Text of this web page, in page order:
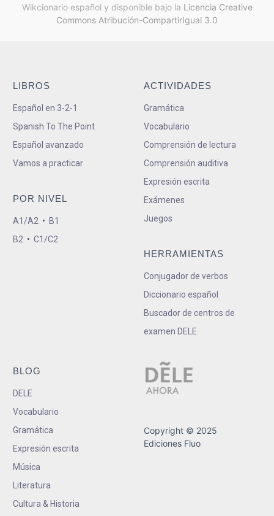
Wikcionario español y disponible bajo la Licencia Creative
Commons Atribución-CompartirIgual 3.0
LIBROS
Español en 3-2-1
Spanish To The Point
Español avanzado
Vamos a practicar
POR NIVEL
A1/A2 • B1
B2 • C1/C2
ACTIVIDADES
Gramática
Vocabulario
Comprensión de lectura
Comprensión auditiva
Expresión escrita
Exámenes
Juegos
HERRAMIENTAS
Conjugador de verbos
Diccionario español
Buscador de centros de
examen DELE
BLOG
DELE
Vocabulario
Gramática
Expresión escrita
Música
Literatura
Cultura & Historia
Copyright © 2025
Ediciones Fluo